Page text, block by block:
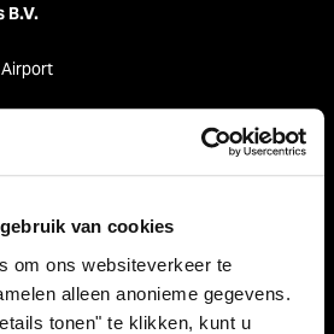
van cookies
om ons websiteverkeer te
alleen anonieme gegevens.
tonen" te klikken, kunt u
B.V.